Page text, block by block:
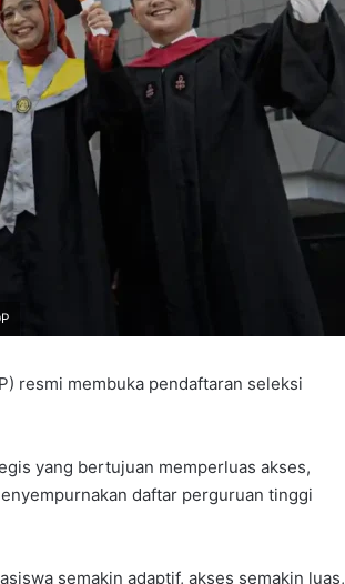
resmi membuka pendaftaran seleksi
yang bertujuan memperluas akses,
daftar perguruan tinggi
semakin adaptif, akses semakin luas,